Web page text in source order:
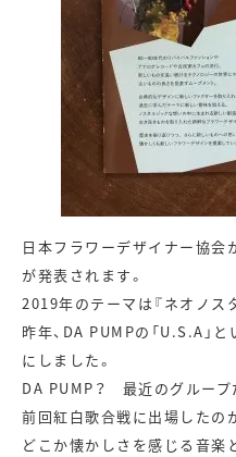
日本フラワーデザイナー協会
が発表されます。
2019年のテーマは『ネオノス
昨年、DA PUMPの「U.S.A」
にしました。
DA PUMP？ 最近のグループ
前回紅白歌合戦に出場したの
どこか懐かしさを感じる音楽